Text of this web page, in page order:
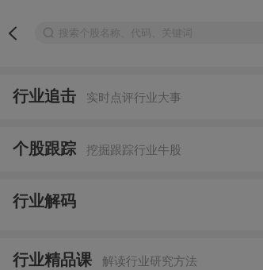
行业追击 实时点评行业大事
个股跟踪 挖掘跟踪行业牛股
行业解码
行业精品课 解读行业研究方法